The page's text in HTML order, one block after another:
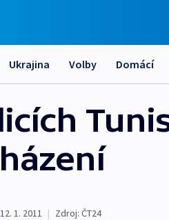
Ukrajina Volby Domácí
12. 1. 2011 | Zdroj: ČT24